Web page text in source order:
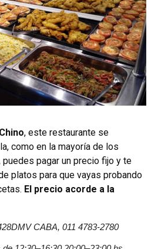
, este restaurante se
como en la mayoría de los
pagar un precio fijo y te
platos para que vayas probando
El precio acorde a la
CABA, 011 4783-2780